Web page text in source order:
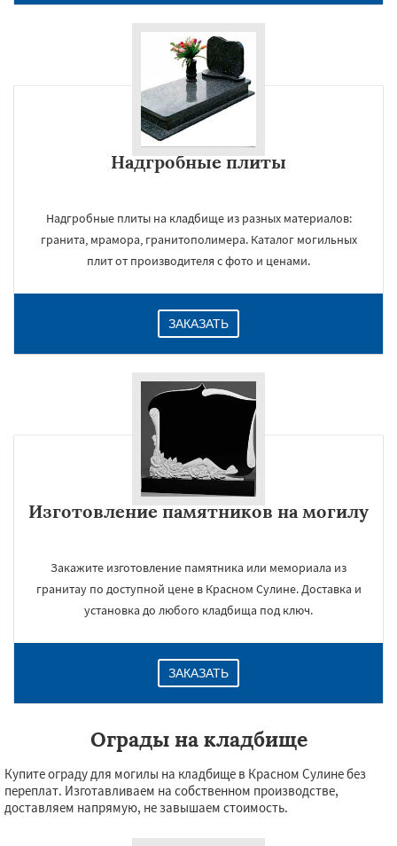
Надгробные плиты
Надгробные плиты на кладбище из разных материалов:
гранита, мрамора, гранитополимера. Каталог могильных
плит от производителя с фото и ценами.
ЗАКАЗАТЬ
Изготовление памятников на могилу
Закажите изготовление памятника или мемориала из
гранитау по доступной цене в Красном Сулине. Доставка и
установка до любого кладбища под ключ.
ЗАКАЗАТЬ
Ограды на кладбище
Купите ограду для могилы на кладбище в Красном Сулине без
переплат. Изготавливаем на собственном производстве,
доставляем напрямую, не завышаем стоимость.